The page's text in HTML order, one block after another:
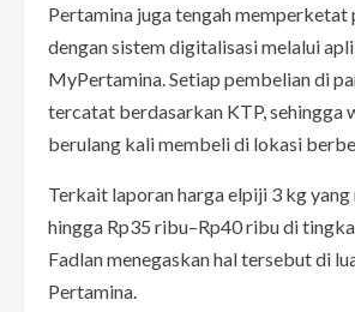
Pertamina juga tengah memperketat
dengan sistem digitalisasi melalui
MyPertamina. Setiap pembelian di
tercatat berdasarkan KTP, sehingga
berulang kali membeli di lokasi
Terkait laporan harga elpiji 3 kg
hingga Rp35 ribu–Rp40 ribu di
Fadlan menegaskan hal tersebut di
Pertamina.